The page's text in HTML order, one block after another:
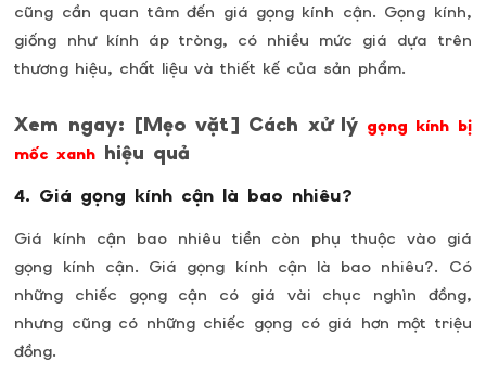
cũng cần quan tâm đến giá gọng kính cận. Gọng kính,
giống như kính áp tròng, có nhiều mức giá dựa trên
thương hiệu, chất liệu và thiết kế của sản phẩm.
Xem ngay: [Mẹo vặt] Cách xử lý gọng kính bị
mốc xanh hiệu quả
4. Giá gọng kính cận là bao nhiêu?
Giá kính cận bao nhiêu tiền còn phụ thuộc vào giá
gọng kính cận. Giá gọng kính cận là bao nhiêu?. Có
những chiếc gọng cận có giá vài chục nghìn đồng,
nhưng cũng có những chiếc gọng có giá hơn một triệu
đồng.